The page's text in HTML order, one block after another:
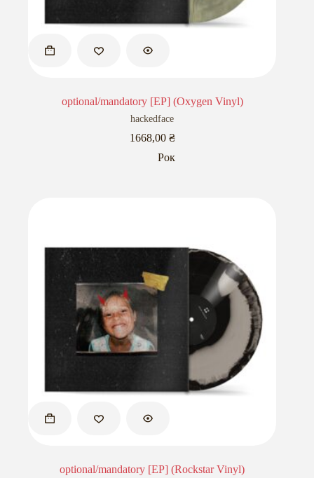
optional/mandatory [EP] (Oxygen Vinyl)
hackedface
1668,00 ₴
Рок
optional/mandatory [EP] (Rockstar Vinyl)